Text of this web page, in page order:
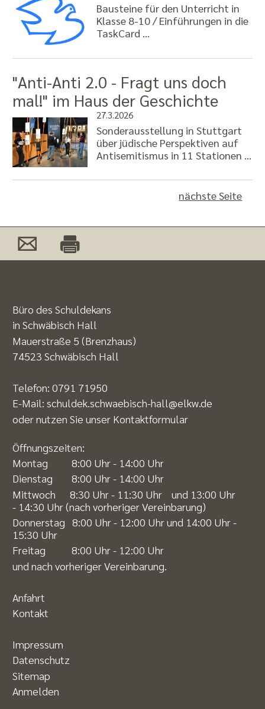
Bausteine für den Unterricht in
Klasse 8-10 / Einführungen in die
TaskCard …
"Anti-Anti 2.0 - Fragt uns doch
mal!" im Haus der Geschichte
27.3.2026
Sonderausstellung in Stuttgart
über jüdische Perspektiven auf
Antisemitismus in 11 Stationen …
nächste Seite
Büro des Schuldekans
in Schwäbisch Hall
Mauerstraße 5 (Brenzhaus)
74523 Schwäbisch Hall
Telefon: 0791 71950
E-Mail: schuldek.schwaebisch-hall@elkw.de
oder nutzen Sie unser Kontaktformular
Öffnungszeiten:
Montag 8:00 Uhr - 14:00 Uhr
Dienstag 8:00 Uhr - 14:00 Uhr
Mittwoch 8:30 Uhr - 11:30 Uhr und 13:00 Uhr
- 14:30 Uhr (nach vorheriger Vereinbarung)
Donnerstag 8:00 Uhr - 12:00 Uhr und 14:00 Uhr -
15:30 Uhr
Freitag 8:00 Uhr - 12:00 Uhr
und nach vorheriger Vereinbarung.
Anfahrt
Kontakt
Impressum
Datenschutz
Sitemap
Anmelden